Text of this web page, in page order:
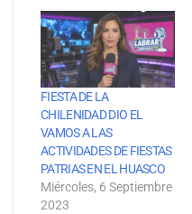
FIESTA DE LA
CHILENIDAD DIO EL
VAMOS A LAS
ACTIVIDADES DE FIESTAS
PATRIAS EN EL HUASCO
Miércoles, 6 Septiembre
2023